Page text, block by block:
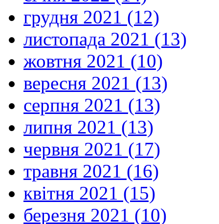
грудня 2021 (12)
листопада 2021 (13)
жовтня 2021 (10)
вересня 2021 (13)
серпня 2021 (13)
липня 2021 (13)
червня 2021 (17)
травня 2021 (16)
квітня 2021 (15)
березня 2021 (10)